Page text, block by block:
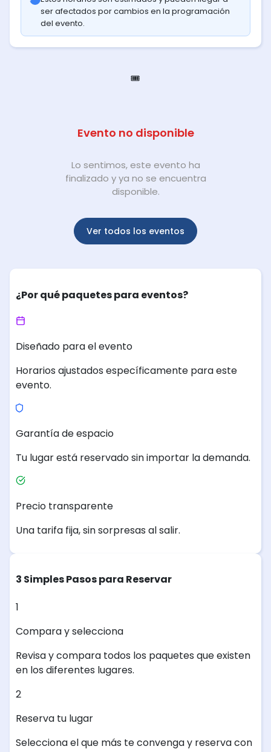
ser afectados por cambios en la programación
del evento.
🎟️
Evento no disponible
Lo sentimos, este evento ha
finalizado y ya no se encuentra
disponible.
Ver todos los eventos
¿Por qué paquetes para eventos?
Diseñado para el evento
Horarios ajustados específicamente para este
evento.
Garantía de espacio
Tu lugar está reservado sin importar la demanda.
Precio transparente
Una tarifa fija, sin sorpresas al salir.
3 Simples Pasos para Reservar
1
Compara y selecciona
Revisa y compara todos los paquetes que existen
en los diferentes lugares.
2
Reserva tu lugar
Selecciona el que más te convenga y reserva con